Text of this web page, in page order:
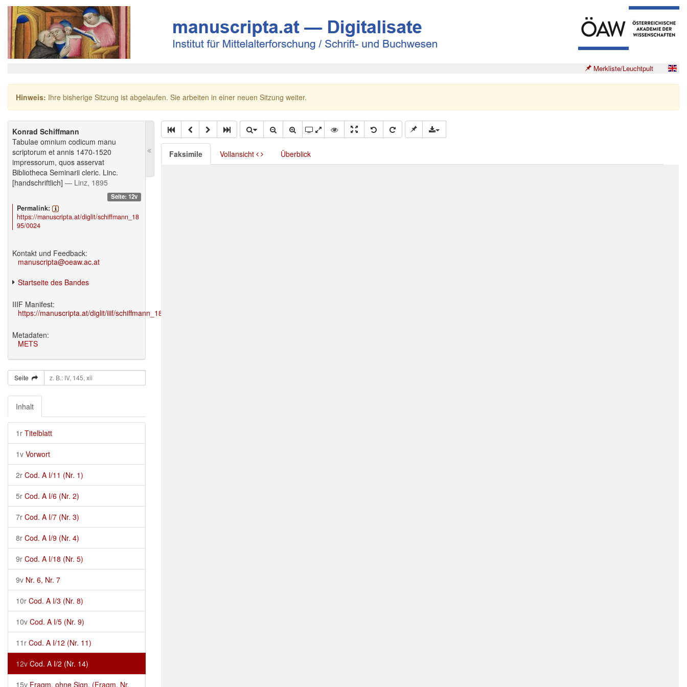
Merkliste/Leuchtpult
Hinweis: Ihre bisherige Sitzung ist abgelaufen. Sie arbeiten in einer neuen Sitzung weiter.
Konrad Schiffmann
Tabulae omnium codicum manu
scriptorum et annis 1470-1520
impressorum, quos asservat
Bibliotheca Seminarii cleric. Linc.
[handschriftlich] — Linz, 1895
Seite: 12v
Permalink:
https://manuscripta.at/diglit/schiffmann_18
95/0024
Kontakt und Feedback:
manuscripta@oeaw.ac.at
Startseite des Bandes
IIIF Manifest:
https://manuscripta.at/diglit/iiif/schiffmann_1895/manifest.json
Metadaten:
METS
Seite
Inhalt
1r Titelblatt
1v Vorwort
2r Cod. A I/11 (Nr. 1)
5r Cod. A I/6 (Nr. 2)
7r Cod. A I/7 (Nr. 3)
8r Cod. A I/9 (Nr. 4)
9r Cod. A I/18 (Nr. 5)
9v Nr. 6, Nr. 7
10r Cod. A I/3 (Nr. 8)
10v Cod. A I/5 (Nr. 9)
11r Cod. A I/12 (Nr. 11)
12v Cod. A I/2 (Nr. 14)
15v Fragm. ohne Sign. (Fragm. Nr.
Faksimile Vollansicht Überblick